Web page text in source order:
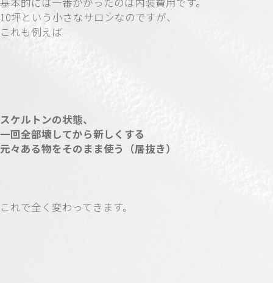
10坪という小さなサロンなのですが、
これも例えば
スケルトンの状態、
一回全部壊してから新しくする
元々ある物をそのまま使う（居抜き）
これで全く変わってきます。